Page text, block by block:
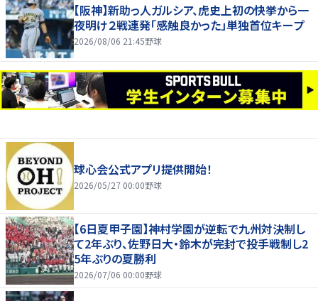
【阪神】新助っ人ガルシア、虎史上初の快挙から一
夜明け２戦連発「感触良かった」単独首位キープ
2026/08/06 21:45野球
球心会公式アプリ提供開始！
2026/05/27 00:00野球
【6日夏甲子園】神村学園が逆転で九州対決制し
て2年ぶり、佐野日大・鈴木が完封で投手戦制し2
5年ぶりの夏勝利
2026/07/06 00:00野球